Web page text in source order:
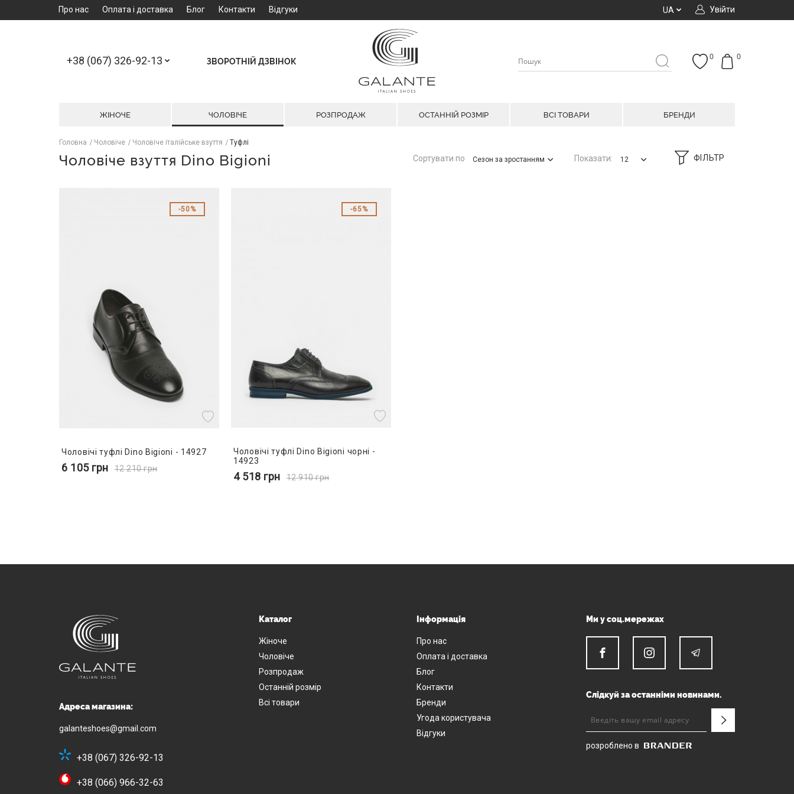
Про нас Оплата і доставка Блог Контакти Відгуки Увійти
UA
+38 (067) 326-92-13 ЗВОРОТНІЙ ДЗВІНОК
0
0
ЖІНОЧЕ ЧОЛОВІЧЕ РОЗПРОДАЖ ОСТАННІЙ РОЗМІР ВСІ ТОВАРИ БРЕНДИ
Головна Чоловіче Чоловіче італійське взуття Туфлі
Чоловіче взуття Dino Bigioni ФІЛЬТР
Сортувати по Сезон за зростанням Показати: 12
50%
Чоловічі туфлі Dino Bigioni - 14927
6 105 грн 12 210грн
65%
Чоловічі туфлі Dino Bigioni чорні -
14923
4 518 грн 12 910грн
Адреса магазина:
galanteshoes@gmail.com
+38 (067) 326-92-13
+38 (066) 966-32-63
Каталог
Жіноче
Чоловіче
Розпродаж
Останній розмір
Всі товари
Інформація
Про нас
Оплата і доставка
Блог
Контакти
Бренди
Угода користувача
Відгуки
Ми у соц.мережах
Слідкуй за останніми новинами.
розроблено в